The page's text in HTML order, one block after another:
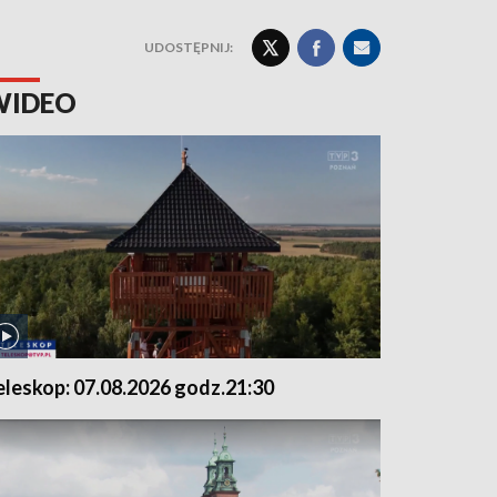
UDOSTĘPNIJ:
07.08.2026 godz.21:30